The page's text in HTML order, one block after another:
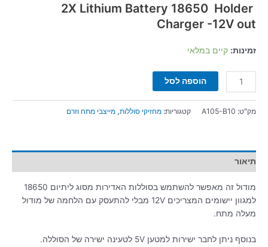
2X Lithium Battery 18650 Holder
Charger -12V out
זמינות: קיים במלאי
הוספה לסל
מק"ט: A105-B10 קטגוריות: מחזיקי סוללות, מייצבי מתח וזרם
תיאור
מודול זה מאפשר להשתמש בסוללות האדירות מסוג ליתיום 18650
למגוון יישומים המצריכים 12V מבלי להתעסק עם הלחמה של מודול
מעלה מתח.
בנוסף ניתן לחבר ישירות למטען 5V לטעינה ישירה של הסוללה.